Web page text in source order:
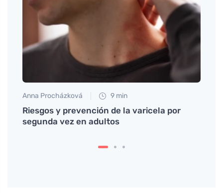
Anna Procházková 9 min
Riesgos y prevención de la varicela por
segunda vez en adultos